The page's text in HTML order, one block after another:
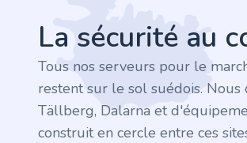
.ink
.bz
La sécurité au
Tous nos serveurs pour le
restent sur le sol suédois.
Tällberg, Dalarna et
construit en cercle entre ces